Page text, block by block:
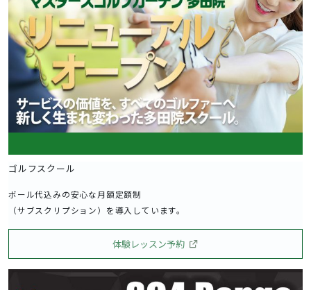
ゴルフスクール
ボール代込みの安心な月額定額制
（サブスクリプション）を導入しています。
体験レッスン予約